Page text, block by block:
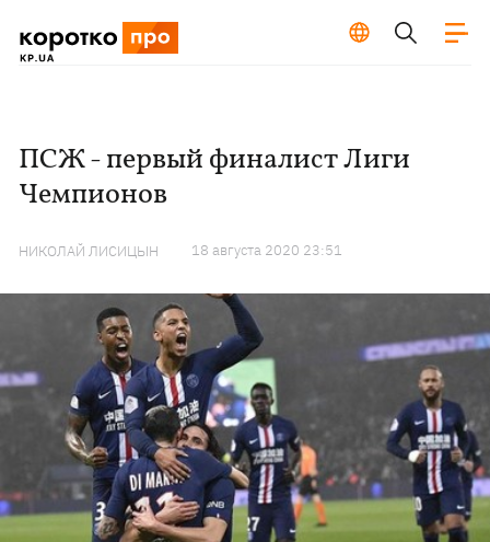
ПСЖ - первый финалист Лиги
Чемпионов
НИКОЛАЙ ЛИСИЦЫН 18 августа 2020 23:51